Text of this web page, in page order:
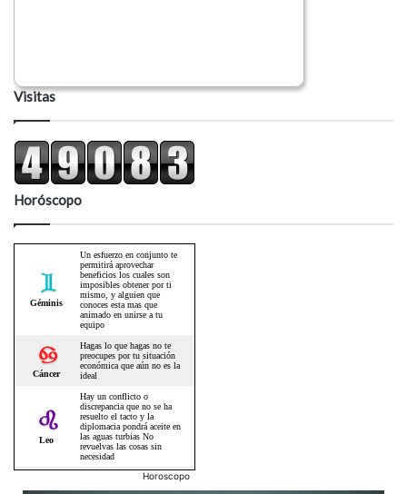
Visitas
Horóscopo
Horoscopo